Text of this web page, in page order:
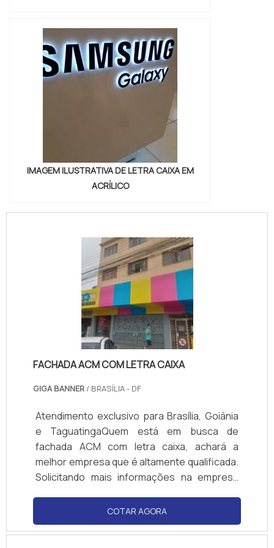
IMAGEM ILUSTRATIVA DE LETRA CAIXA EM
ACRÍLICO
FACHADA ACM COM LETRA CAIXA
GIGA BANNER / BRASÍLIA - DF
Atendimento exclusivo para Brasília, Goiânia
e TaguatingaQuem está em busca de
fachada ACM com letra caixa, achará a
melhor empresa que é altamente qualificada.
Solicitando mais informações na empresa
melhor em qualidade e custo benefício.
Quando o quesito é fachada ACM com letra
caixa, na Giga Banner obterá precisão com
COTAR AGORA